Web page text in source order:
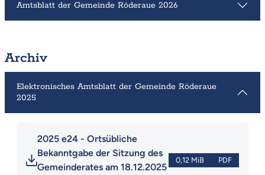
Amtsblatt der Gemeinde Röderaue 2026
Archiv
Elektronisches Amtsblatt der Gemeinde Röderaue
2025
2025 e24 - Ortsübliche
Bekanntgabe der Sitzung des
Gemeinderates am 18.12.2025
0,12 MiB PDF